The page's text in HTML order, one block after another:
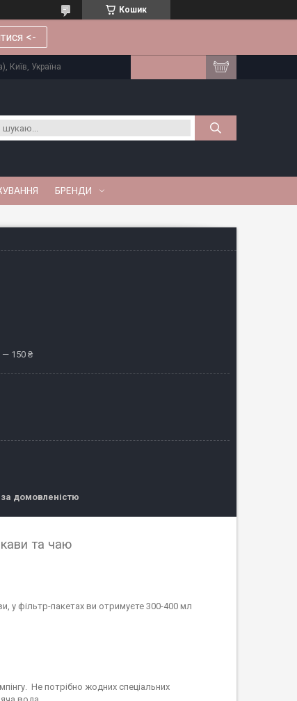
Кошик
<-
Київ, Україна
БРЕНДИ
— 150 ₴
за домовленістю
та чаю
у фільтр-пакетах ви отримуєте 300-400 мл
Не потрібно жодних спеціальних